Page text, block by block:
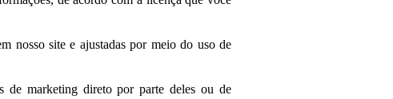
nosso site e ajustadas por meio do uso de
de marketing direto por parte deles ou de